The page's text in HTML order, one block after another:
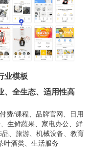
业模板
、全生态、适用性高
费/课程、品牌官网、日用
生鲜蔬果、家电办公、鲜
、旅游、机械设备、教育
叶酒类、生活服务